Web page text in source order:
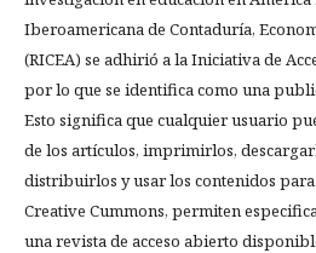
Iberoamericana de Contaduría,
(RICEA) se adhirió a la Iniciativa de
por lo que se identifica como una
Esto significa que cualquier usuario
de los artículos, imprimirlos,
distribuirlos y usar los contenidos
Creative Cummons, permiten
una revista de acceso abierto